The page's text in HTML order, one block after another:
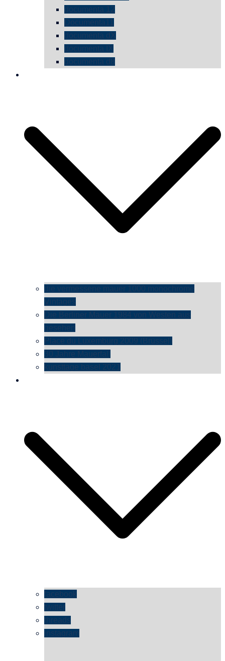
documenta 12
Documenta11
documenta dX
documenta IX
documenta d8
die vermessene mauer 1000 monochrome
Vintages
Die Berliner Mauer 1984 von Westen aus
gesehen
Place du Luxemburg 2009 (Brüssel)
30 Jahre Mauerfall
kunsttage basel 2021
facebook
twitter
threads
instagram